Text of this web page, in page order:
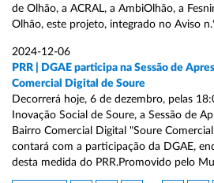
de Olhão, a ACRAL, a AmbiOlhão, a
Olhão, este projeto, integrado no Aviso
2024-12-06
PRR | DGAE participa na Sessão de
Comercial Digital de Soure
Decorrerá hoje, 6 de dezembro, pelas
Inovação Social de Soure, a Sessão de
Bairro Comercial Digital "Soure
contará com a participação da DGAE,
desta medida do PRR.Promovido pelo